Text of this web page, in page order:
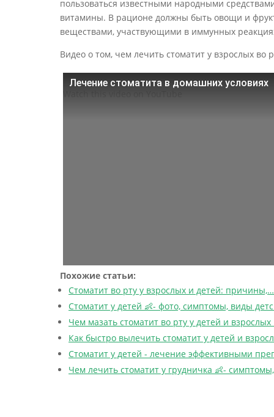
пользоваться известными народными
витамины. В рационе должны быть овощи и
веществами, участвующими в иммунных
Видео о том, чем лечить стоматит у взрослых во
Лечение стоматита в домашних условиях
Похожие статьи:
Стоматит во рту у взрослых и детей: причины,…
Стоматит у детей 👶- фото, симптомы, виды
Чем мазать стоматит во рту у детей и
Как быстро вылечить стоматит у детей и
Стоматит у детей - лечение эффективными
Чем лечить стоматит у грудничка 👶-